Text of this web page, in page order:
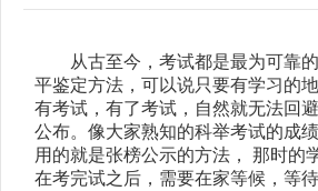
从古至今，考试都是最为可靠的
平鉴定方法，可以说只要有学习的
有考试，有了考试，自然就无法回
公布。像大家熟知的科举考试的成
用的就是张榜公示的方法， 那时的
在考完试之后，需要在家等候，等